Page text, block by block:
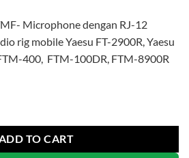
Microphone dengan RJ-12
rig mobile Yaesu FT-2900R, Yaesu
400, FTM-100DR, FTM-8900R
TO CART